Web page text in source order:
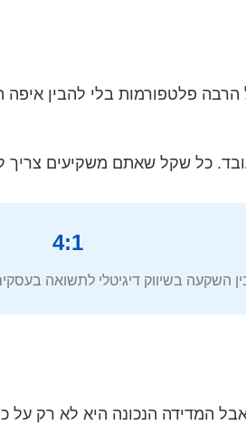
פלטפורמות בלי להבין
כל שקל שאתם משקיעים צריך
4:1
השקעה בשיווק דיגיטלי לתשואה
המדידה הנכונה היא לא רק